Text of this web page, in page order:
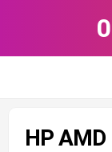
HP